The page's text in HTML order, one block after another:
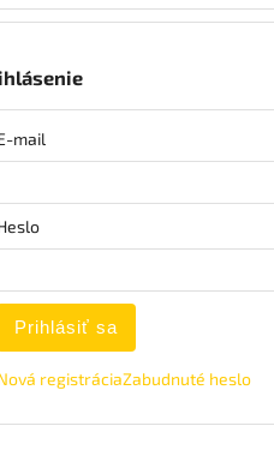
mail
Prihlásiť sa
registráciaZabudnuté heslo